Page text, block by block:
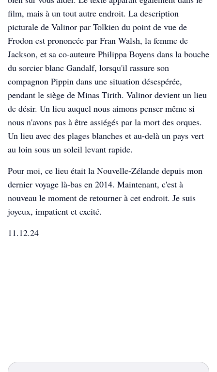
a-far-green-country
a-far-green-country
film, mais à un tout autre endroit. La description
picturale de Valinor par Tolkien du point de vue de
Frodon est prononcée par Fran Walsh, la femme de
Jackson, et sa co-auteure Philippa Boyens dans la bouche
du sorcier blanc Gandalf, lorsqu'il rassure son
compagnon Pippin dans une situation désespérée,
pendant le siège de Minas Tirith. Valinor devient un lieu
de désir. Un lieu auquel nous aimons penser même si
nous n'avons pas à être assiégés par la mort des orques.
Un lieu avec des plages blanches et au-delà un pays vert
au loin sous un soleil levant rapide.
Pour moi, ce lieu était la Nouvelle-Zélande depuis mon
dernier voyage là-bas en 2014. Maintenant, c'est à
nouveau le moment de retourner à cet endroit. Je suis
joyeux, impatient et excité.
11.12.24
a-far-green-country